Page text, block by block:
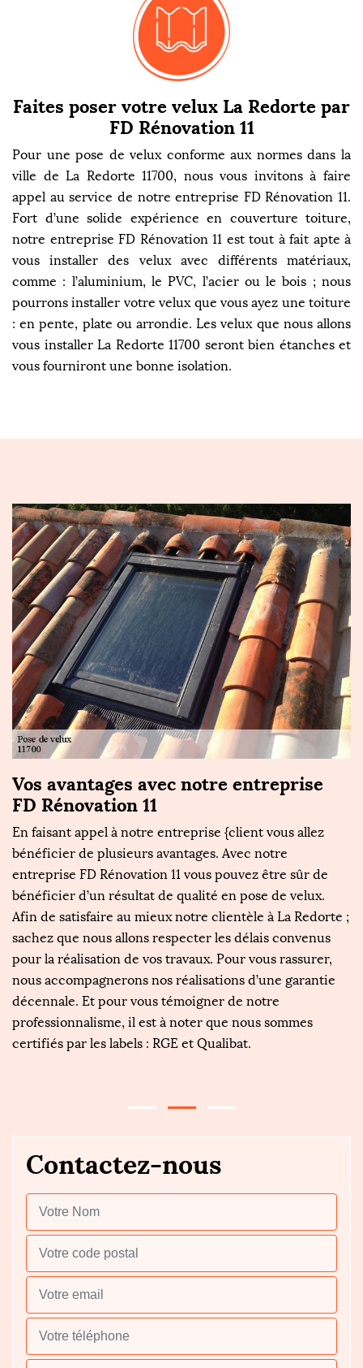
Faites poser votre velux La Redorte par
FD Rénovation 11
Pour une pose de velux conforme aux normes dans la
ville de La Redorte 11700, nous vous invitons à faire
appel au service de notre entreprise FD Rénovation 11.
Fort d’une solide expérience en couverture toiture,
notre entreprise FD Rénovation 11 est tout à fait apte à
vous installer des velux avec différents matériaux,
comme : l’aluminium, le PVC, l’acier ou le bois ; nous
pourrons installer votre velux que vous ayez une toiture
: en pente, plate ou arrondie. Les velux que nous allons
vous installer La Redorte 11700 seront bien étanches et
vous fourniront une bonne isolation.
Vos avantages avec notre entreprise
FD Rénovation 11
En faisant appel à notre entreprise {client vous allez
bénéficier de plusieurs avantages. Avec notre
entreprise FD Rénovation 11 vous pouvez être sûr de
bénéficier d’un résultat de qualité en pose de velux.
Afin de satisfaire au mieux notre clientèle à La Redorte ;
sachez que nous allons respecter les délais convenus
pour la réalisation de vos travaux. Pour vous rassurer,
nous accompagnerons nos réalisations d’une garantie
décennale. Et pour vous témoigner de notre
professionnalisme, il est à noter que nous sommes
certifiés par les labels : RGE et Qualibat.
Contactez-nous